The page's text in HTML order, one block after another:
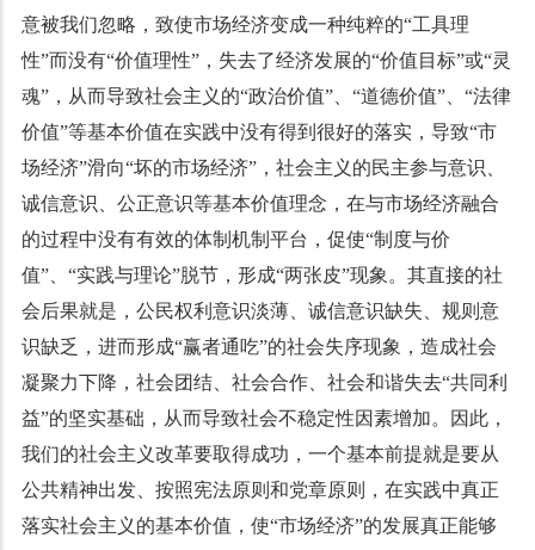
意被我们忽略，致使市场经济变成一种纯粹的“工具理
性”而没有“价值理性”，失去了经济发展的“价值目标”或“灵
魂”，从而导致社会主义的“政治价值”、“道德价值”、“法律
价值”等基本价值在实践中没有得到很好的落实，导致“市
场经济”滑向“坏的市场经济”，社会主义的民主参与意识、
诚信意识、公正意识等基本价值理念，在与市场经济融合
的过程中没有有效的体制机制平台，促使“制度与价
值”、“实践与理论”脱节，形成“两张皮”现象。其直接的社
会后果就是，公民权利意识淡薄、诚信意识缺失、规则意
识缺乏，进而形成“赢者通吃”的社会失序现象，造成社会
凝聚力下降，社会团结、社会合作、社会和谐失去“共同利
益”的坚实基础，从而导致社会不稳定性因素增加。因此，
我们的社会主义改革要取得成功，一个基本前提就是要从
公共精神出发、按照宪法原则和党章原则，在实践中真正
落实社会主义的基本价值，使“市场经济”的发展真正能够